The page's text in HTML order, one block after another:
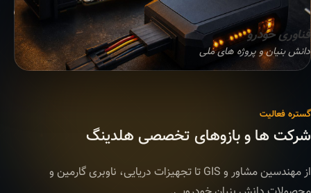
فناوری خودرو
دانش بنیان و پروژه های ملی
گستره فعالیت
شرکت ها و بازوهای تخصصی هلدینگ
از مهندسین مشاور و GIS تا تجهیزات دریایی، ناوبری گارمین و